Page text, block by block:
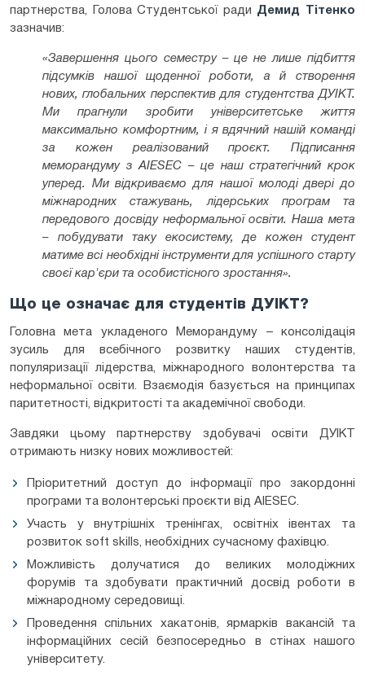
партнерства, Голова Студентської ради Демид Тітенко
зазначив:
«Завершення цього семестру – це не лише підбиття
підсумків нашої щоденної роботи, а й створення
нових, глобальних перспектив для студентства ДУІКТ.
Ми прагнули зробити університетське життя
максимально комфортним, і я вдячний нашій команді
за кожен реалізований проєкт. Підписання
меморандуму з AIESEC – це наш стратегічний крок
уперед. Ми відкриваємо для нашої молоді двері до
міжнародних стажувань, лідерських програм та
передового досвіду неформальної освіти. Наша мета
– побудувати таку екосистему, де кожен студент
матиме всі необхідні інструменти для успішного старту
своєї кар'єри та особистісного зростання».
Що це означає для студентів ДУІКТ?
Головна мета укладеного Меморандуму – консолідація
зусиль для всебічного розвитку наших студентів,
популяризації лідерства, міжнародного волонтерства та
неформальної освіти. Взаємодія базується на принципах
паритетності, відкритості та академічної свободи.
Завдяки цьому партнерству здобувачі освіти ДУІКТ
отримають низку нових можливостей:
Пріоритетний доступ до інформації про закордонні
програми та волонтерські проєкти від AIESEC.
Участь у внутрішніх тренінгах, освітніх івентах та
розвиток soft skills, необхідних сучасному фахівцю.
Можливість долучатися до великих молодіжних
форумів та здобувати практичний досвід роботи в
міжнародному середовищі.
Проведення спільних хакатонів, ярмарків вакансій та
інформаційних сесій безпосередньо в стінах нашого
університету.